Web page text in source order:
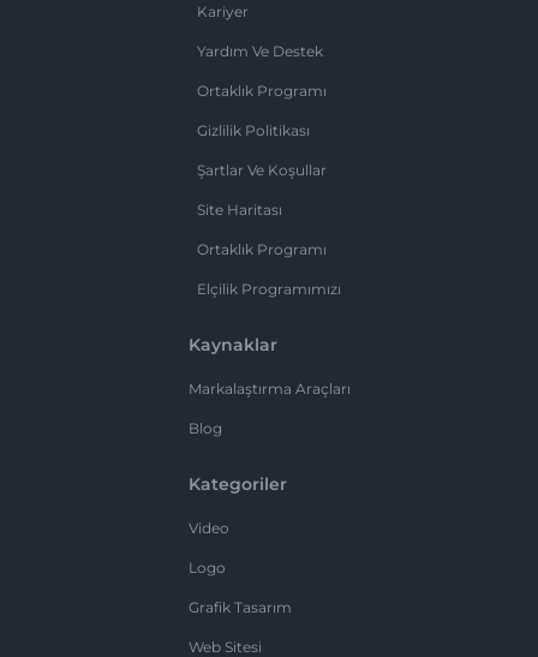
Kariyer
Yardım Ve Destek
Ortaklık Programı
Gizlilik Politikası
Şartlar Ve Koşullar
Site Haritası
Ortaklık Programı
Elçilik Programımızı
Kaynaklar
Markalaştırma Araçları
Blog
Kategoriler
Video
Logo
Grafik Tasarım
Web Sitesi